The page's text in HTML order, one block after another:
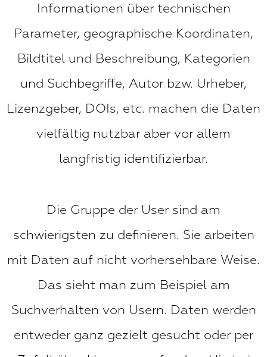
Informationen über technischen
Parameter, geographische Koordinaten,
Bildtitel und Beschreibung, Kategorien
und Suchbegriffe, Autor bzw. Urheber,
Lizenzgeber, DOIs, etc. machen die Daten
vielfältig nutzbar aber vor allem
langfristig identifizierbar.
Die Gruppe der User sind am
schwierigsten zu definieren. Sie arbeiten
mit Daten auf nicht vorhersehbare Weise.
Das sieht man zum Beispiel am
Suchverhalten von Usern. Daten werden
entweder ganz gezielt gesucht oder per